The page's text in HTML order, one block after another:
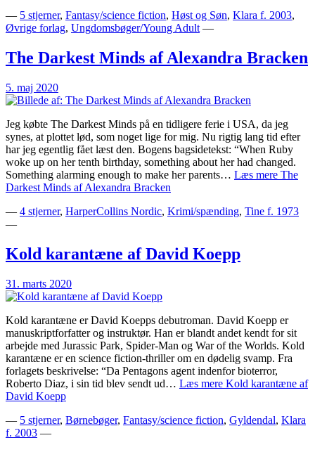
— 5 stjerner, Fantasy/science fiction, Høst og Søn, Klara f. 2003,
Øvrige forlag, Ungdomsbøger/Young Adult —
The Darkest Minds af Alexandra Bracken
5. maj 2020
Jeg købte The Darkest Minds på en tidligere ferie i USA, da jeg
synes, at plottet lød, som noget lige for mig. Nu rigtig lang tid efter
har jeg egentlig fået læst den. Bogens bagsidetekst: “When Ruby
woke up on her tenth birthday, something about her had changed.
Something alarming enough to make her parents… Læs mere The
Darkest Minds af Alexandra Bracken
— 4 stjerner, HarperCollins Nordic, Krimi/spænding, Tine f. 1973
—
Kold karantæne af David Koepp
31. marts 2020
Kold karantæne er David Koepps debutroman. David Koepp er
manuskriptforfatter og instruktør. Han er blandt andet kendt for sit
arbejde med Jurassic Park, Spider-Man og War of the Worlds. Kold
karantæne er en science fiction-thriller om en dødelig svamp. Fra
forlagets beskrivelse: “Da Pentagons agent indenfor bioterror,
Roberto Diaz, i sin tid blev sendt ud… Læs mere Kold karantæne af
David Koepp
— 5 stjerner, Børnebøger, Fantasy/science fiction, Gyldendal, Klara
f. 2003 —